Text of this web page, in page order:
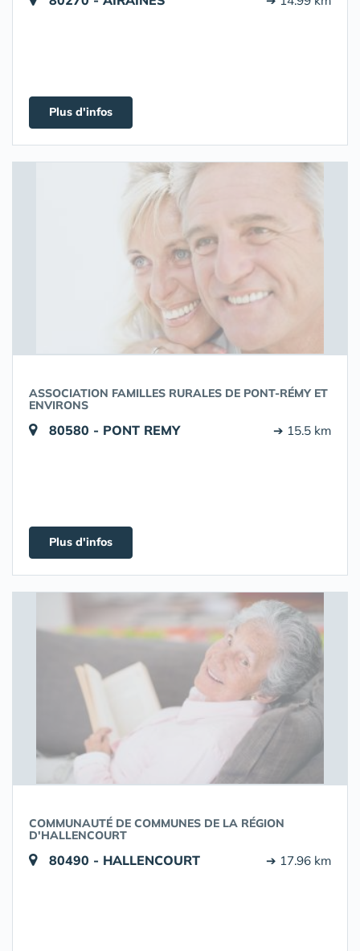
Plus d'infos
ASSOCIATION FAMILLES RURALES DE PONT-RÉMY ET
ENVIRONS
80580 - PONT REMY ➔ 15.5 km
Plus d'infos
COMMUNAUTÉ DE COMMUNES DE LA RÉGION
D'HALLENCOURT
80490 - HALLENCOURT ➔ 17.96 km